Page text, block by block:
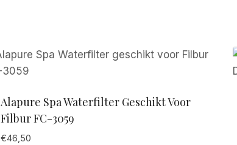
Alapure Spa Waterfilter Geschikt Voor
Filbur FC-3059
€46,50